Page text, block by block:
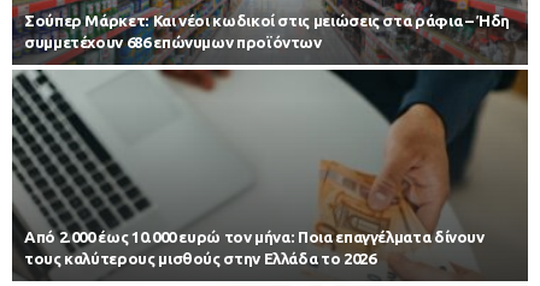
Σούπερ Μάρκετ: Και νέοι κωδικοί στις μειώσεις στα ράφια – Ήδη
συμμετέχουν 686 επώνυμων προϊόντων
Από 2.000 έως 10.000 ευρώ τον μήνα: Ποια επαγγέλματα δίνουν
τους καλύτερους μισθούς στην Ελλάδα το 2026